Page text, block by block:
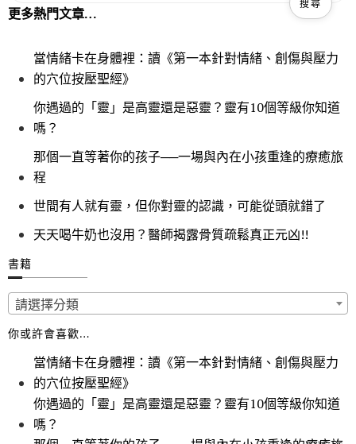
更多熱門文章…
當情緒卡在身體裡：讀《第一本針對情緒、創傷與壓力
的穴位按壓聖經》
你遇過的「靈」是高靈還是惡靈？靈有10個等級你知道
嗎？
那個一直等著你的孩子──一場與內在小孩重逢的療癒旅
程
世間有人就有靈，但你對靈的認識，可能從頭就錯了
天天喝牛奶也沒用？醫師揭露骨質疏鬆真正元凶!!
書籍
請選擇分類
你或許會喜歡…
當情緒卡在身體裡：讀《第一本針對情緒、創傷與壓力
的穴位按壓聖經》
你遇過的「靈」是高靈還是惡靈？靈有10個等級你知道
嗎？